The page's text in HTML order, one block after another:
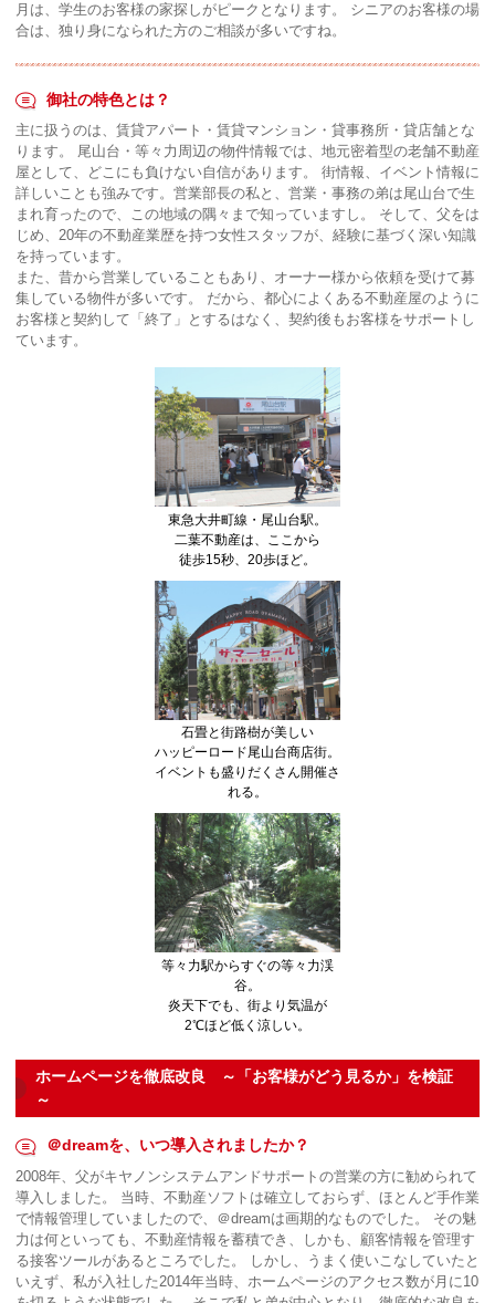
月は、学生のお客様の家探しがピークとなります。 シニアのお客様の場
合は、独り身になられた方のご相談が多いですね。
御社の特色とは？
主に扱うのは、賃貸アパート・賃貸マンション・貸事務所・貸店舗とな
ります。 尾山台・等々力周辺の物件情報では、地元密着型の老舗不動産
屋として、どこにも負けない自信があります。 街情報、イベント情報に
詳しいことも強みです。営業部長の私と、営業・事務の弟は尾山台で生
まれ育ったので、この地域の隅々まで知っていますし。 そして、父をは
じめ、20年の不動産業歴を持つ女性スタッフが、経験に基づく深い知識
を持っています。
また、昔から営業していることもあり、オーナー様から依頼を受けて募
集している物件が多いです。 だから、都心によくある不動産屋のように
お客様と契約して「終了」とするはなく、契約後もお客様をサポートし
ています。
東急大井町線・尾山台駅。
二葉不動産は、ここから
徒歩15秒、20歩ほど。
石畳と街路樹が美しい
ハッピーロード尾山台商店街。
イベントも盛りだくさん開催さ
れる。
等々力駅からすぐの等々力渓
谷。
炎天下でも、街より気温が
2℃ほど低く涼しい。
ホームページを徹底改良 ～「お客様がどう見るか」を検証
～
＠dreamを、いつ導入されましたか？
2008年、父がキヤノンシステムアンドサポートの営業の方に勧められて
導入しました。 当時、不動産ソフトは確立しておらず、ほとんど手作業
で情報管理していましたので、＠dreamは画期的なものでした。 その魅
力は何といっても、不動産情報を蓄積でき、しかも、顧客情報を管理す
る接客ツールがあるところでした。 しかし、うまく使いこなしていたと
いえず、私が入社した2014年当時、ホームページのアクセス数が月に10